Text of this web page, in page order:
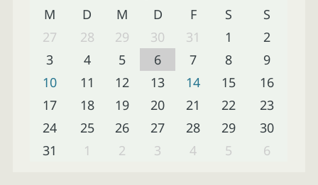
M D M D F S
S
27
28 29 30 31 1
2
3
4 5 6 7 8
9
10
11 12 13 14 15
16
17
18 19 20 21 22
23
24
25 26 27 28 29
30
31
1 2 3 4 5 6